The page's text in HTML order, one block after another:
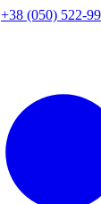
+38 (050) 522-